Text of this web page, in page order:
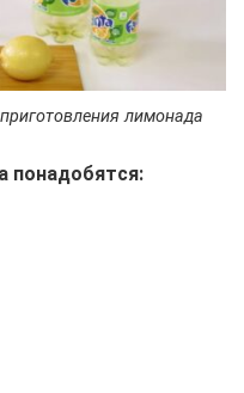
лимонада
понадобятся: